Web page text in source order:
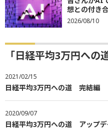
想との付き合
2026/08/10
「日経平均3万円へ
2021/02/15
日経平均3万円への道 完結編
2020/09/07
日経平均3万円への道 アップデ